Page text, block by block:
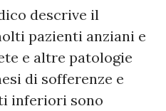
descrive il
pazienti anziani e
e altre patologie
di sofferenze e
inferiori sono